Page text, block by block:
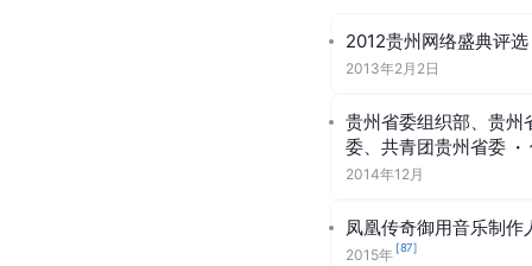
2012贵州网络盛典评选
2013年2月2日
贵州省委组织部、贵州
委、共青团贵州省委 ·
2014年12月
凤凰传奇御用音乐制作
2015年 [87]